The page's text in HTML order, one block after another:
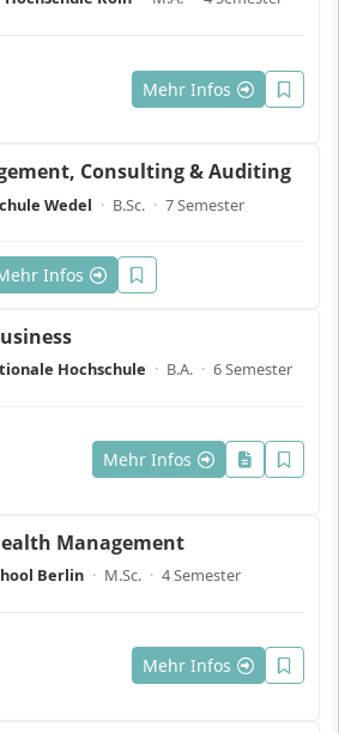
Mehr Infos
Consulting & Auditing
Wedel · B.Sc. · 7 Semester
Infos
Hochschule · B.A. · 6 Semester
Mehr Infos
Management
Berlin · M.Sc. · 4 Semester
Mehr Infos